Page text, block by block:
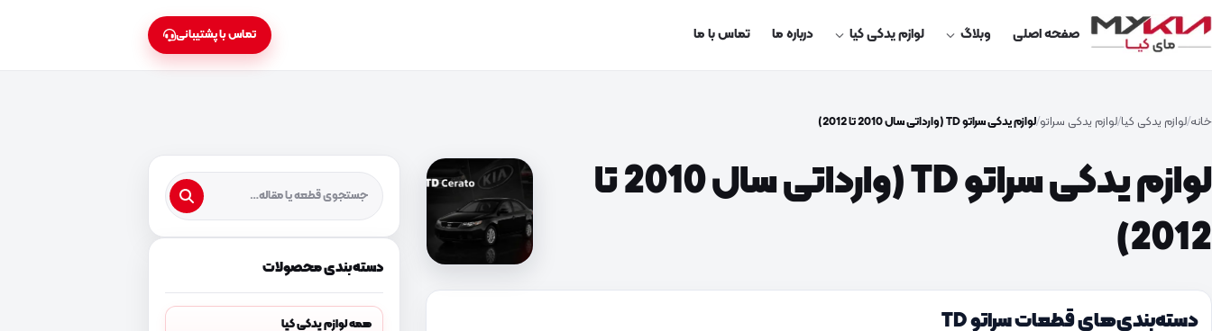
صفحه اصلی وبلاگ لوازم یدکی کیا درباره ما تماس با ما تماس با پشتیبانی
خانه لوازم یدکی کیا لوازم یدکی سراتو لوازم یدکی سراتو TD (وارداتی سال 2010 تا 2012)
لوازم یدکی سراتو TD (وارداتی سال 2010 تا
2012)
دسته‌بندی‌های قطعات سراتو TD
دسته‌بندی محصولات
همه لوازم یدکی کیا